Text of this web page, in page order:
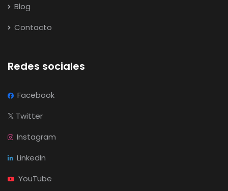
Blog
Contacto
Redes sociales
Facebook
𝕏 Twitter
Instagram
LinkedIn
YouTube